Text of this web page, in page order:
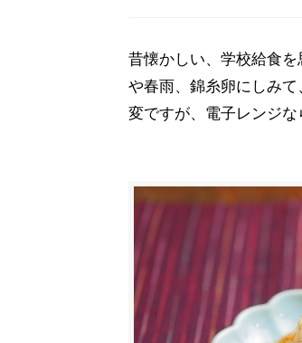
昔懐かしい、学校給食
や春雨、錦糸卵にしみ
変ですが、電子レンジな